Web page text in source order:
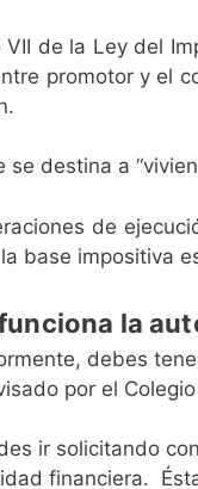
de la Ley del
promotor y el
se destina a
de
base impositiva
la
debes
por el
ir solicitando
financiera.